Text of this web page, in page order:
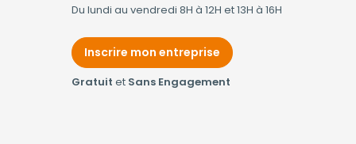
Du lundi au vendredi 8H à 12H et 13H à 16H
Inscrire mon entreprise
Gratuit et Sans Engagement